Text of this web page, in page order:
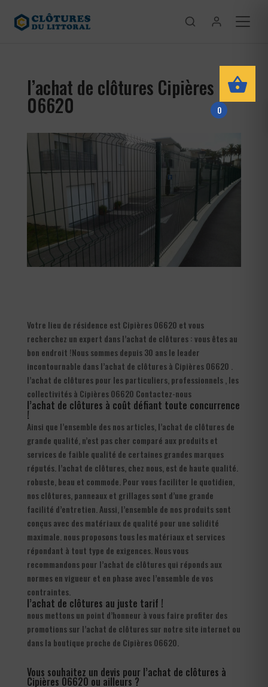
l’achat de clôtures Cipières
06620
Votre lieu de résidence est Cipières 06620 et vous
recherchez un expert dans l’achat de clôtures : vous êtes au
bon endroit !Nous sommes depuis 30 ans le leader
incontournable dans l’achat de clôtures à Cipières 06620 .
l’achat de clôtures pour les particuliers, professionnels , les
collectivités à Cipières 06620 Contactez-nous
l’achat de clôtures à coût défiant toute concurrence
!
Ainsi que l’ensemble des nos articles, l’achat de clôtures de
grande qualité, n’est pas cher comparé aux produits et
services de faible qualité de certaines grandes marques
réputés. l’achat de clôtures, chez nous, est de haute qualité.
robuste, beau et commode. Pour vous faciliter le quotidien,
nos clôtures, panneaux et grillages sont d’une grande
facilité d’entretien. Aussi, l’ensemble de nos produits sont
conçus avec des matériaux de qualité pour une solidité
maximale. nous proposons tous les matériaux et services
répondant à tout type de exigences. Nous vous
recommandons pour l’achat de clôtures qui réponds aux
normes en vigueur et en phase avec l’ensemble de vos
contraintes.
l’achat de clôtures au juste tarif !
nous mettons un point d’honneur à vous faire profiter des
promotions sur l’achat de clôtures sur notre site internet ou
dans la boutique proche de Cipières 06620.
Vous souhaitez un devis pour l’achat de clôtures à
Cipières 06620 ou ailleurs ?
0